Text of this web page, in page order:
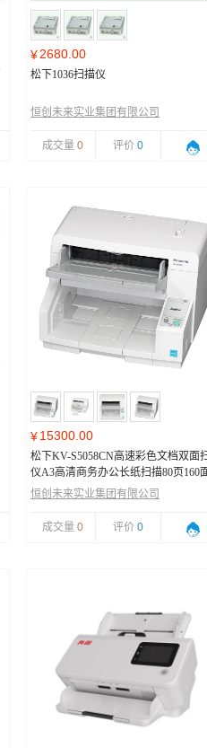
¥2680.00
松下1036扫描仪
恒创未来实业集团有限公司
成交量 0 评价 0
¥15300.00
松下KV-S5058CN高速彩色文档双面
仪A3高清商务办公长纸扫描80页160
容量ADF馈纸式扫描仪
恒创未来实业集团有限公司
成交量 0 评价 0